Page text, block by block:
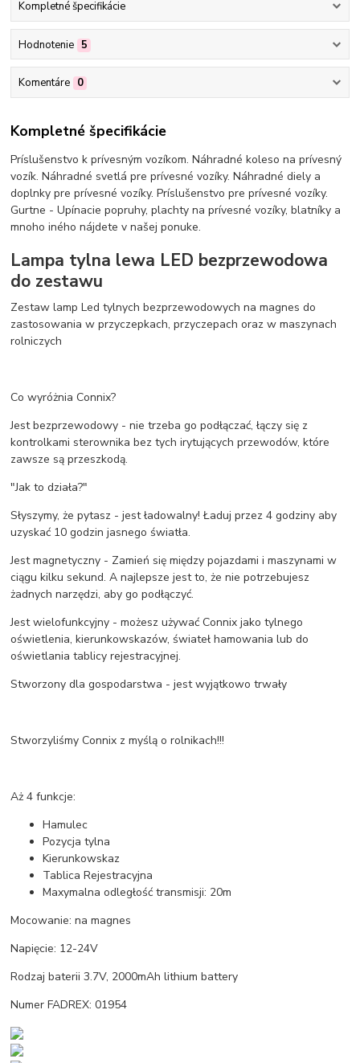
Kompletné špecifikácie
Hodnotenie 5
Komentáre 0
Kompletné špecifikácie
Príslušenstvo k prívesným vozíkom. Náhradné koleso na prívesný
vozík. Náhradné svetlá pre prívesné vozíky. Náhradné diely a
doplnky pre prívesné vozíky. Príslušenstvo pre prívesné vozíky.
Gurtne - Upínacie popruhy, plachty na prívesné vozíky, blatníky a
mnoho iného nájdete v našej ponuke.
Lampa tylna lewa LED bezprzewodowa
do zestawu
Zestaw lamp Led tylnych bezprzewodowych na magnes do
zastosowania w przyczepkach, przyczepach oraz w maszynach
rolniczych
Co wyróżnia Connix?
Jest bezprzewodowy - nie trzeba go podłączać, łączy się z
kontrolkami sterownika bez tych irytujących przewodów, które
zawsze są przeszkodą.
"Jak to działa?"
Słyszymy, że pytasz - jest ładowalny! Ładuj przez 4 godziny aby
uzyskać 10 godzin jasnego światła.
Jest magnetyczny - Zamień się między pojazdami i maszynami w
ciągu kilku sekund. A najlepsze jest to, że nie potrzebujesz
żadnych narzędzi, aby go podłączyć.
Jest wielofunkcyjny - możesz używać Connix jako tylnego
oświetlenia, kierunkowskazów, świateł hamowania lub do
oświetlania tablicy rejestracyjnej.
Stworzony dla gospodarstwa - jest wyjątkowo trwały
Stworzyliśmy Connix z myślą o rolnikach!!!
Aż 4 funkcje:
Hamulec
Pozycja tylna
Kierunkowskaz
Tablica Rejestracyjna
Maxymalna odległość transmisji: 20m
Mocowanie: na magnes
Napięcie: 12-24V
Rodzaj baterii 3.7V, 2000mAh lithium battery
Numer FADREX: 01954